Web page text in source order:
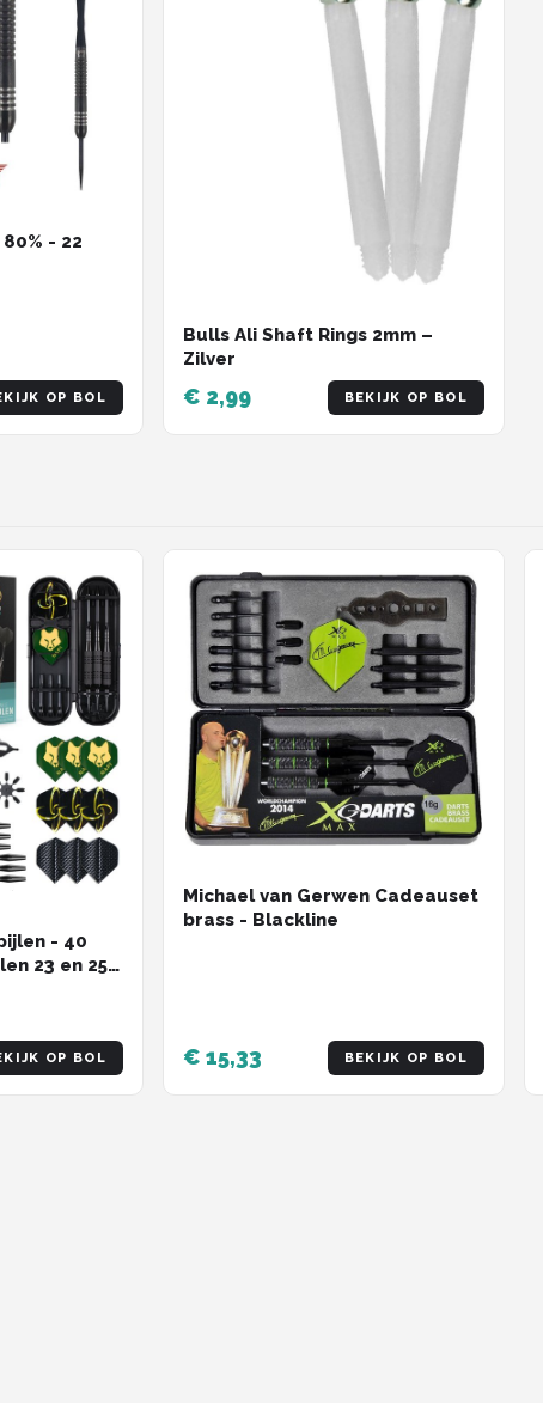
- 22
OP BOL
Bulls Ali Shaft Rings 2mm –
Zilver
€ 2,99 BEKIJK OP BOL
- 40
23 en 25
- 2
- OP BOL
Michael van Gerwen Cadeauset
brass - Blackline
€ 15,33 BEKIJK OP BOL